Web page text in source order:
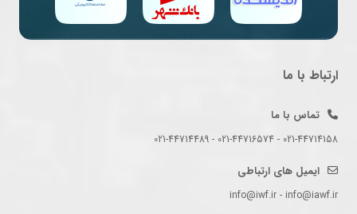
ارتباط با ما
تماس با ما
021-44714158 - 021-44716574 - 021-44714489
ایمیل های ارتباطی
info@iwf.ir - info@iawf.ir